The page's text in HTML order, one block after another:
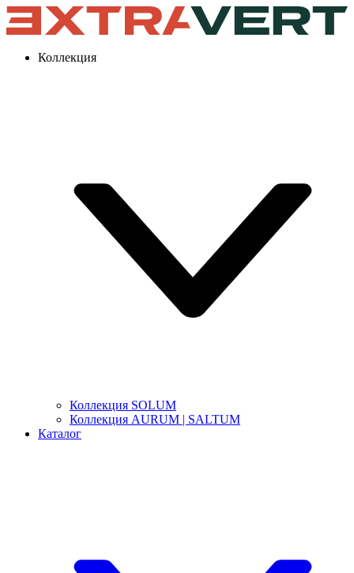
Коллекция
Коллекция SOLUM
Коллекция AURUM | SALTUM
Каталог